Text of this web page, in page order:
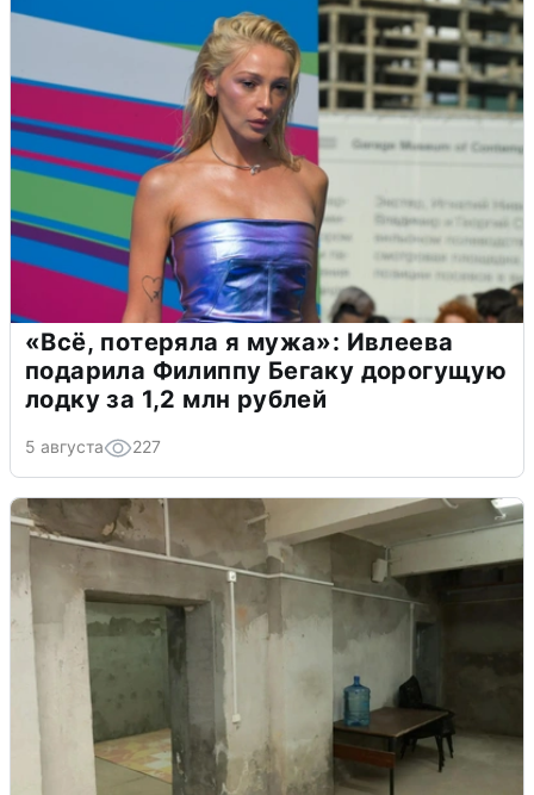
«Всё, потеряла я мужа»: Ивлеева
подарила Филиппу Бегаку дорогущую
лодку за 1,2 млн рублей
5 августа 227